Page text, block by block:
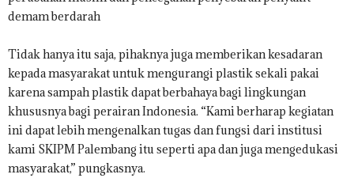
demam berdarah
Tidak hanya itu saja, pihaknya juga memberikan kesadaran
kepada masyarakat untuk mengurangi plastik sekali pakai
karena sampah plastik dapat berbahaya bagi lingkungan
khususnya bagi perairan Indonesia. “Kami berharap kegiatan
ini dapat lebih mengenalkan tugas dan fungsi dari institusi
kami SKIPM Palembang itu seperti apa dan juga mengedukasi
masyarakat,” pungkasnya.